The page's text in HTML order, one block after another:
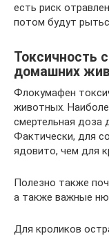
есть риск
потом будут
Токсичность
домашних
Флокумафен
животных.
смертельная доза
Фактически, для
ядовито, чем для
Полезно также
а также важные
Для кроликов